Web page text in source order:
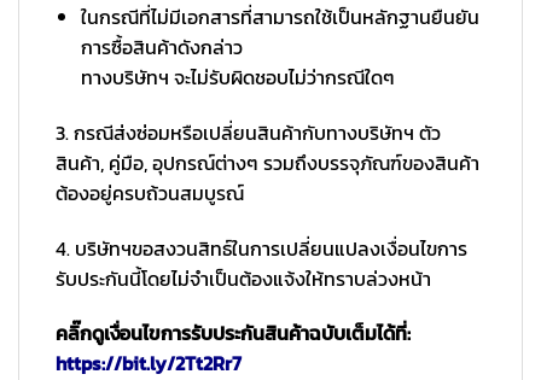
ในกรณีที่ไม่มีเอกสารที่สามารถใช้เป็นหลักฐานยืนยัน
การซื้อสินค้าดังกล่าว
ทางบริษัทฯ จะไม่รับผิดชอบไม่ว่ากรณีใดๆ
3. กรณีส่งซ่อมหรือเปลี่ยนสินค้ากับทางบริษัทฯ ตัว
สินค้า, คู่มือ, อุปกรณ์ต่างๆ รวมถึงบรรจุภัณฑ์ของสินค้า
ต้องอยู่ครบถ้วนสมบูรณ์
4. บริษัทฯขอสงวนสิทธ์ในการเปลี่ยนแปลงเงื่อนไขการ
รับประกันนี้โดยไม่จำเป็นต้องแจ้งให้ทราบล่วงหน้า
คลิ๊กดูเงื่อนไขการรับประกันสินค้าฉบับเต็มได้ที่:
https://bit.ly/2Tt2Rr7